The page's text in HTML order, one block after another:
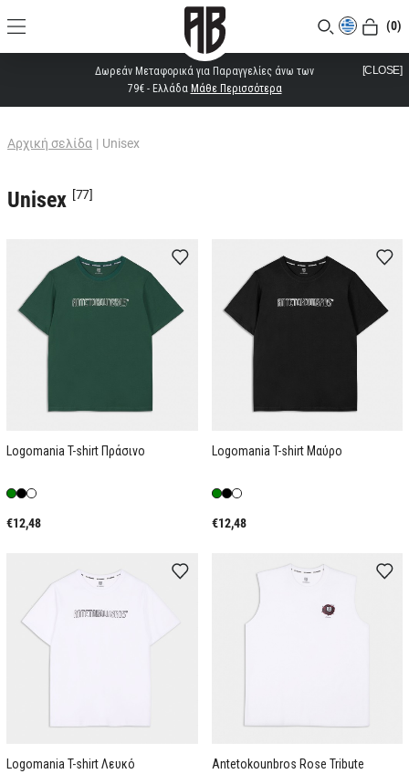
(0)
Δωρεάν Μεταφορικά για Παραγγελίες άνω των
79€ - Ελλάδα Μάθε Περισσότερα
[CLOSE]
Αρχική σελίδα | Unisex
Unisex [77]
Logomania T-shirt Πράσινο
€12,48
Logomania T-shirt Μαύρο
€12,48
Logomania T-shirt Λευκό
Antetokounbros Rose Tribute